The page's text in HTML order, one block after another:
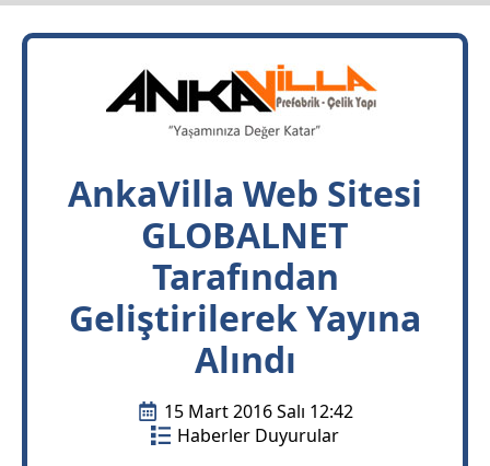
AnkaVilla Web Sitesi
GLOBALNET
Tarafından
Geliştirilerek Yayına
Alındı
15 Mart 2016 Salı 12:42
Haberler Duyurular